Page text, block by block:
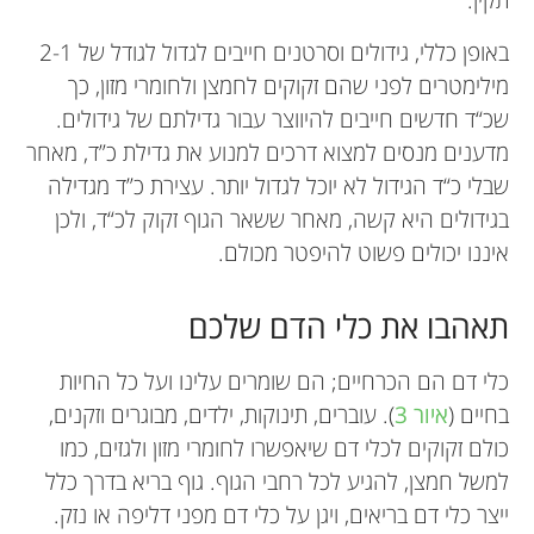
באופן כללי, גידולים וסרטנים חייבים לגדול לגודל של 2-1
מילימטרים לפני שהם זקוקים לחמצן ולחומרי מזון, כך
שכ“ד חדשים חייבים להיווצר עבור גדילתם של גידולים.
מדענים מנסים למצוא דרכים למנוע את גדילת כ”ד, מאחר
שבלי כ“ד הגידול לא יוכל לגדול יותר. עצירת כ”ד מגדילה
בגידולים היא קשה, מאחר ששאר הגוף זקוק לכ“ד, ולכן
איננו יכולים פשוט להיפטר מכולם.
תאהבו את כלי הדם שלכם
כלי דם הם הכרחיים; הם שומרים עלינו ועל כל החיות
בחיים (איור 3 ). עוברים, תינוקות, ילדים, מבוגרים וזקנים,
כולם זקוקים לכלי דם שיאפשרו לחומרי מזון ולגזים, כמו
למשל חמצן, להגיע לכל רחבי הגוף. גוף בריא בדרך כלל
ייצר כלי דם בריאים, ויגן על כלי דם מפני דליפה או נזק.